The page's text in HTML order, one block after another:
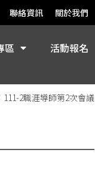
聯絡資訊 關於我們
區 活動報名
111-2職涯導師第2次會議